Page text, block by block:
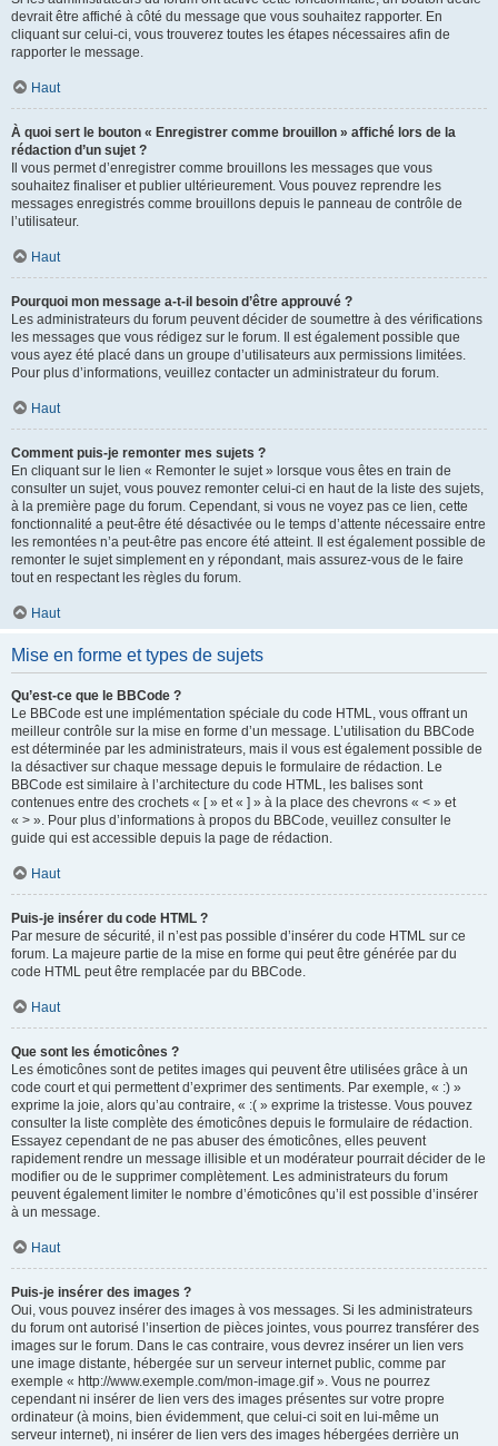
devrait être affiché à côté du message que vous souhaitez rapporter. En
cliquant sur celui-ci, vous trouverez toutes les étapes nécessaires afin de
rapporter le message.
Haut
À quoi sert le bouton « Enregistrer comme brouillon » affiché lors de la
rédaction d’un sujet ?
Il vous permet d’enregistrer comme brouillons les messages que vous
souhaitez finaliser et publier ultérieurement. Vous pouvez reprendre les
messages enregistrés comme brouillons depuis le panneau de contrôle de
l’utilisateur.
Haut
Pourquoi mon message a-t-il besoin d’être approuvé ?
Les administrateurs du forum peuvent décider de soumettre à des vérifications
les messages que vous rédigez sur le forum. Il est également possible que
vous ayez été placé dans un groupe d’utilisateurs aux permissions limitées.
Pour plus d’informations, veuillez contacter un administrateur du forum.
Haut
Comment puis-je remonter mes sujets ?
En cliquant sur le lien « Remonter le sujet » lorsque vous êtes en train de
consulter un sujet, vous pouvez remonter celui-ci en haut de la liste des sujets,
à la première page du forum. Cependant, si vous ne voyez pas ce lien, cette
fonctionnalité a peut-être été désactivée ou le temps d’attente nécessaire entre
les remontées n’a peut-être pas encore été atteint. Il est également possible de
remonter le sujet simplement en y répondant, mais assurez-vous de le faire
tout en respectant les règles du forum.
Haut
Mise en forme et types de sujets
Qu’est-ce que le BBCode ?
Le BBCode est une implémentation spéciale du code HTML, vous offrant un
meilleur contrôle sur la mise en forme d’un message. L’utilisation du BBCode
est déterminée par les administrateurs, mais il vous est également possible de
la désactiver sur chaque message depuis le formulaire de rédaction. Le
BBCode est similaire à l’architecture du code HTML, les balises sont
contenues entre des crochets « [ » et « ] » à la place des chevrons « < » et
« > ». Pour plus d’informations à propos du BBCode, veuillez consulter le
guide qui est accessible depuis la page de rédaction.
Haut
Puis-je insérer du code HTML ?
Par mesure de sécurité, il n’est pas possible d’insérer du code HTML sur ce
forum. La majeure partie de la mise en forme qui peut être générée par du
code HTML peut être remplacée par du BBCode.
Haut
Que sont les émoticônes ?
Les émoticônes sont de petites images qui peuvent être utilisées grâce à un
code court et qui permettent d’exprimer des sentiments. Par exemple, « :) »
exprime la joie, alors qu’au contraire, « :( » exprime la tristesse. Vous pouvez
consulter la liste complète des émoticônes depuis le formulaire de rédaction.
Essayez cependant de ne pas abuser des émoticônes, elles peuvent
rapidement rendre un message illisible et un modérateur pourrait décider de le
modifier ou de le supprimer complètement. Les administrateurs du forum
peuvent également limiter le nombre d’émoticônes qu’il est possible d’insérer
à un message.
Haut
Puis-je insérer des images ?
Oui, vous pouvez insérer des images à vos messages. Si les administrateurs
du forum ont autorisé l’insertion de pièces jointes, vous pourrez transférer des
images sur le forum. Dans le cas contraire, vous devrez insérer un lien vers
une image distante, hébergée sur un serveur internet public, comme par
exemple « http://www.exemple.com/mon-image.gif ». Vous ne pourrez
cependant ni insérer de lien vers des images présentes sur votre propre
ordinateur (à moins, bien évidemment, que celui-ci soit en lui-même un
serveur internet), ni insérer de lien vers des images hébergées derrière un